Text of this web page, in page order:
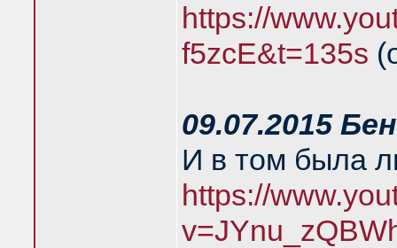
https://
f5zcE&t=135s
09.07.2015
И в том была
https://